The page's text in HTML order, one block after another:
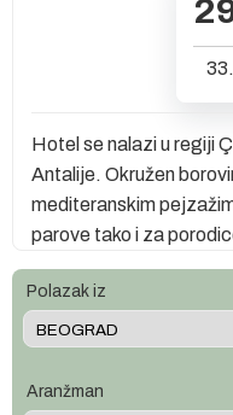
Hotel se nalazi u regiji
Antalije. Okružen
mediteranskim
parove tako i za
Polazak iz
Aranžman